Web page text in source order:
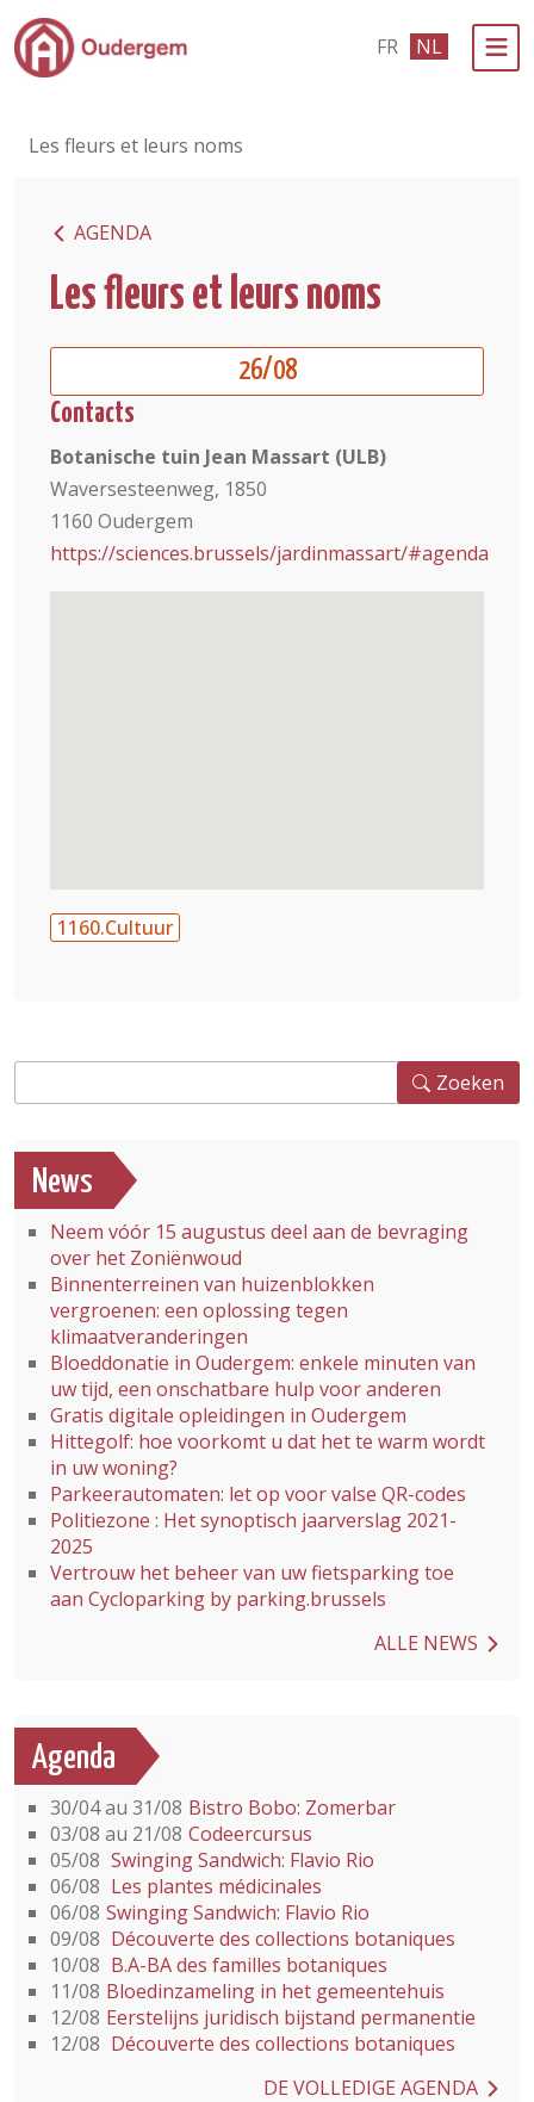
Ga naar de hoofdinhoud FR NL
eLoket
Leven in Oudergem
Les fleurs et leurs noms
AGENDA
26/08
Les fleurs et leurs noms
Contacts
Botanische tuin Jean Massart (ULB)
Waversesteenweg, 1850
1160 Oudergem
https://sciences.brussels/jardinmassart/#agenda
1160.Cultuur
Zoeken
News
Neem vóór 15 augustus deel aan de bevraging
over het Zoniënwoud
Binnenterreinen van huizenblokken
vergroenen: een oplossing tegen
klimaatveranderingen
Bloeddonatie in Oudergem: enkele minuten van
uw tijd, een onschatbare hulp voor anderen
Gratis digitale opleidingen in Oudergem
Hittegolf: hoe voorkomt u dat het te warm wordt
in uw woning?
Parkeerautomaten: let op voor valse QR-codes
Politiezone : Het synoptisch jaarverslag 2021-
2025
Vertrouw het beheer van uw fietsparking toe
aan Cycloparking by parking.brussels
ALLE NEWS
Agenda
30/04 au 31/08 Bistro Bobo: Zomerbar
03/08 au 21/08 Codeercursus
05/08 Swinging Sandwich: Flavio Rio
06/08 Les plantes médicinales
06/08 Swinging Sandwich: Flavio Rio
09/08 Découverte des collections botaniques
10/08 B.A-BA des familles botaniques
11/08 Bloedinzameling in het gemeentehuis
12/08 Eerstelijns juridisch bijstand permanentie
12/08 Découverte des collections botaniques
DE VOLLEDIGE AGENDA